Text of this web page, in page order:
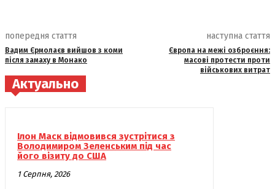
попередня стаття
Вадим Єрмолаєв вийшов з коми
після замаху в Монако
наступна стаття
Європа на межі озброєння:
масові протести проти
військових витрат
Актуально
Ілон Маск відмовився зустрітися з
Володимиром Зеленським під час
його візиту до США
1 Серпня, 2026